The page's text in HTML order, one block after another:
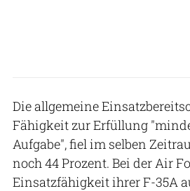
Die allgemeine
Fähigkeit zur Erfüllung
Aufgabe", fiel im selben
noch 44 Prozent. Bei der Air
Einsatzfähigkeit ihrer F-35A